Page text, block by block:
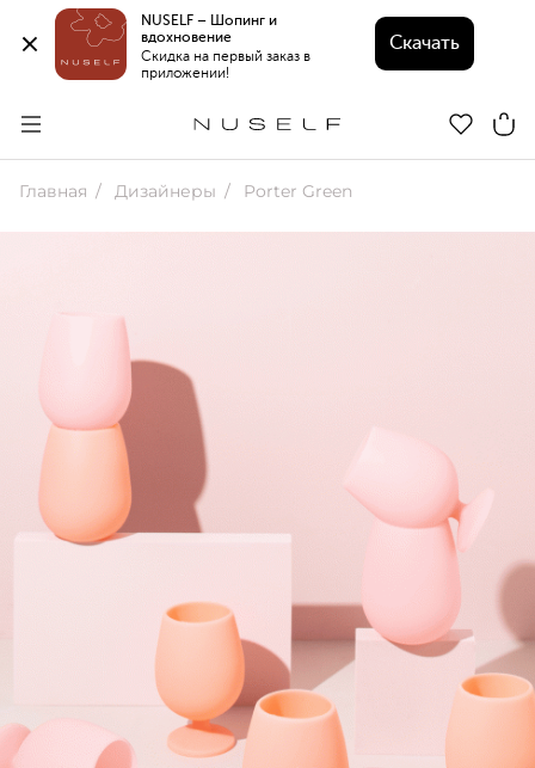
NUSELF – Шопинг и
вдохновение
Скидка на первый заказ в
приложении!
Скачать
Главная Дизайнеры Porter Green